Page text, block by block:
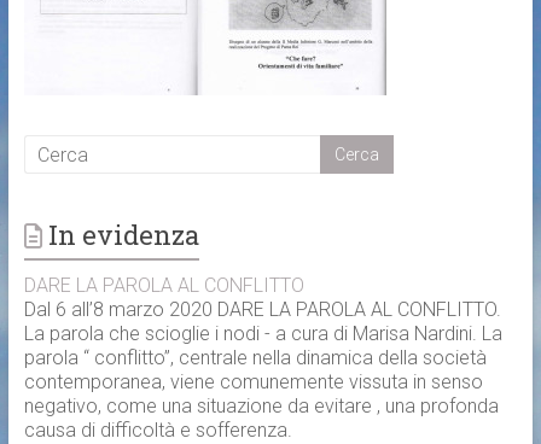
In evidenza
DARE LA PAROLA AL CONFLITTO
Dal 6 all’8 marzo 2020 DARE LA PAROLA AL CONFLITTO.
La parola che scioglie i nodi - a cura di Marisa Nardini. La
parola “ conflitto”, centrale nella dinamica della società
contemporanea, viene comunemente vissuta in senso
negativo, come una situazione da evitare , una profonda
causa di difficoltà e sofferenza.